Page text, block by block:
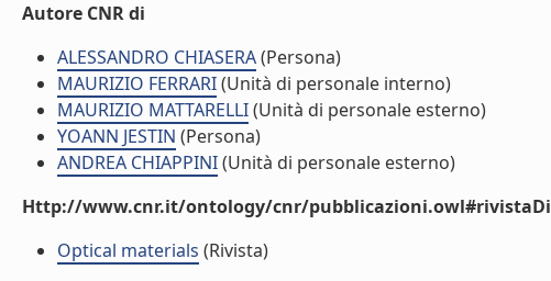
Autore CNR di
ALESSANDRO CHIASERA(Persona)
MAURIZIO FERRARI(Unità di personale interno)
MAURIZIO MATTARELLI(Unità di personale esterno)
YOANN JESTIN (Persona)
ANDREA CHIAPPINI(Unità di personale esterno)
Http://www.cnr.it/ontology/cnr/pubblicazioni.owl#rivistaDi
Optical materials (Rivista)